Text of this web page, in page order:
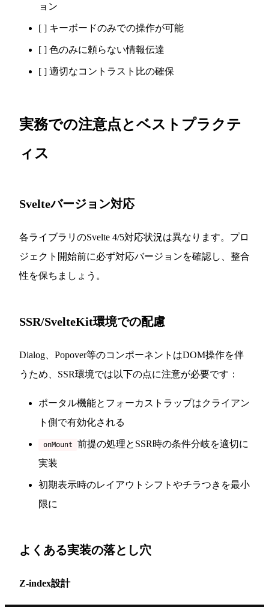
ョン
[ ] キーボードのみでの操作が可能
[ ] 色のみに頼らない情報伝達
[ ] 適切なコントラスト比の確保
実務での注意点とベストプラクテ
ィス
Svelteバージョン対応
各ライブラリのSvelte 4/5対応状況は異なります。プロ
ジェクト開始前に必ず対応バージョンを確認し、整合
性を保ちましょう。
SSR/SvelteKit環境での配慮
Dialog、Popover等のコンポーネントはDOM操作を伴
うため、SSR環境では以下の点に注意が必要です：
ポータル機能とフォーカストラップはクライアン
ト側で有効化される
onMount
前提の処理とSSR時の条件分岐を適切に
実装
初期表示時のレイアウトシフトやチラつきを最小
限に
よくある実装の落とし穴
Z-index設計